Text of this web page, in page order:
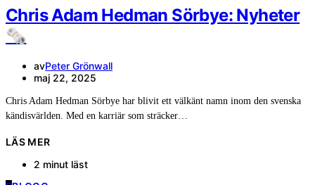
Chris Adam Hedman Sörbye: Nyheter
🗞️
avPeter Grönwall
maj 22, 2025
Chris Adam Hedman Sörbye har blivit ett välkänt namn inom den svenska
kändisvärlden. Med en karriär som sträcker…
LÄS MER
2 minut läst